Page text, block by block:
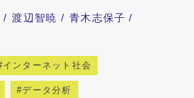
渡辺智暁
青木志保子
インターネット社会
データ分析